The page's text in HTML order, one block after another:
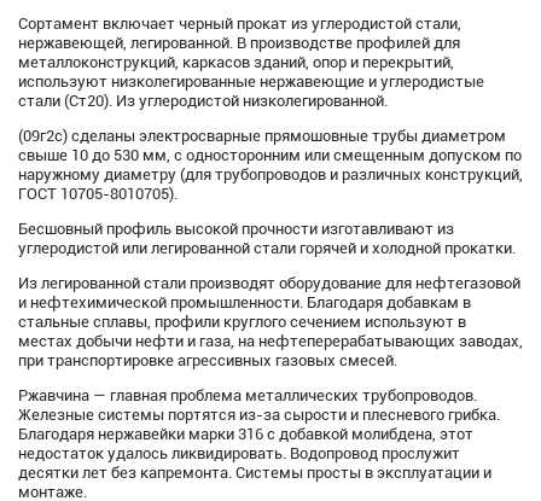
Сортамент включает черный прокат из углеродистой стали,
нержавеющей, легированной. В производстве профилей для
металлоконструкций, каркасов зданий, опор и перекрытий,
используют низколегированные нержавеющие и углеродистые
стали (Ст20). Из углеродистой низколегированной.
(09г2с) сделаны электросварные прямошовные трубы диаметром
свыше 10 до 530 мм, с односторонним или смещенным допуском по
наружному диаметру (для трубопроводов и различных конструкций,
ГОСТ 10705-8010705).
Бесшовный профиль высокой прочности изготавливают из
углеродистой или легированной стали горячей и холодной прокатки.
Из легированной стали производят оборудование для нефтегазовой
и нефтехимической промышленности. Благодаря добавкам в
стальные сплавы, профили круглого сечением используют в
местах добычи нефти и газа, на нефтеперерабатывающих заводах,
при транспортировке агрессивных газовых смесей.
Ржавчина — главная проблема металлических трубопроводов.
Железные системы портятся из-за сырости и плесневого грибка.
Благодаря нержавейки марки 316 с добавкой молибдена, этот
недостаток удалось ликвидировать. Водопровод прослужит
десятки лет без капремонта. Системы просты в эксплуатации и
монтаже.